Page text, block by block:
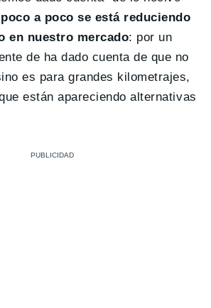
poco a poco se está reduciendo
en nuestro mercado: por un
de ha dado cuenta de que no
es para grandes kilometrajes,
están apareciendo alternativas